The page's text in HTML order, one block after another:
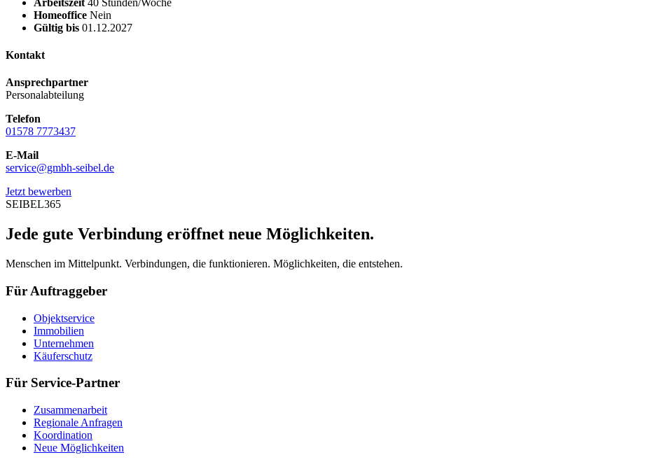
Homeoffice Nein
Gültig bis 01.12.2027
Kontakt
Ansprechpartner
Personalabteilung
Telefon
01578 7773437
E-Mail
service@gmbh-seibel.de
Jetzt bewerben
SEIBEL365
Jede gute Verbindung eröffnet neue Möglichkeiten.
Menschen im Mittelpunkt. Verbindungen, die funktionieren. Möglichkeiten, die entstehen.
Für Auftraggeber
Objektservice
Immobilien
Unternehmen
Käuferschutz
Für Service-Partner
Zusammenarbeit
Regionale Anfragen
Koordination
Neue Möglichkeiten